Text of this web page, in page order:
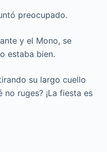
preocupado.
y el Mono, se
estaba bien.
su largo cuello
ruges? ¡La fiesta es